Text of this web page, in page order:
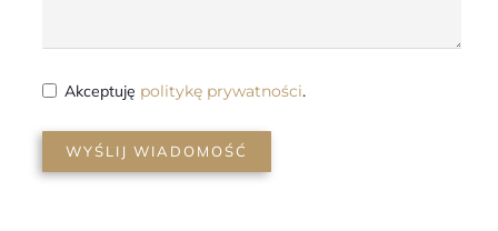
Akceptuję politykę prywatności.
WYŚLIJ WIADOMOŚĆ